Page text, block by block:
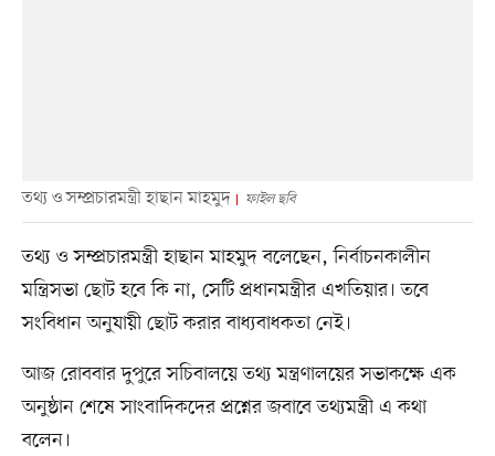
তথ্য ও সম্প্রচারমন্ত্রী হাছান মাহমুদ ফাইল ছবি
তথ্য ও সম্প্রচারমন্ত্রী হাছান মাহমুদ বলেছেন, নির্বাচনকালীন
মন্ত্রিসভা ছোট হবে কি না, সেটি প্রধানমন্ত্রীর এখতিয়ার। তবে
সংবিধান অনুযায়ী ছোট করার বাধ্যবাধকতা নেই।
আজ রোববার দুপুরে সচিবালয়ে তথ্য মন্ত্রণালয়ের সভাকক্ষে এক
অনুষ্ঠান শেষে সাংবাদিকদের প্রশ্নের জবাবে তথ্যমন্ত্রী এ কথা
বলেন।